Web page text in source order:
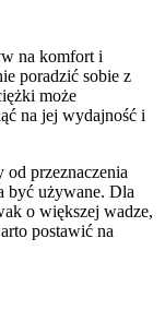
na komfort i
poradzić sobie z
może
na jej wydajność i
przeznaczenia
być używane. Dla
o większej wadze,
postawić na